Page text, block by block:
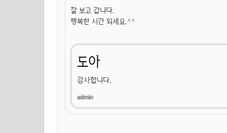
잘 보고 갑니다.
행복한 시간 되세요.^^
도아
감사합니다.